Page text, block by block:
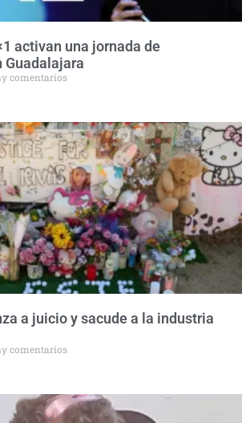
activan una jornada de
Guadalajara
comentarios
a juicio y sacude a la industria
comentarios